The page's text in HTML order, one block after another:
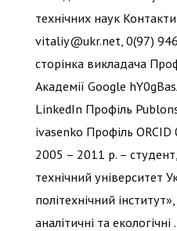
технічних наук
vitaliy@ukr.net, 0(97)
сторінка викладача
Академії Google
LinkedIn Профіль
ivasenko Профіль
2005 – 2011 р. –
технічний університет
політехнічний
аналітичні та екологічні